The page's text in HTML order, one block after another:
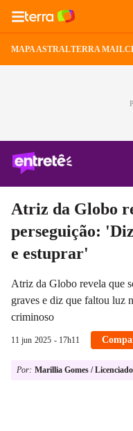
MAPA ASTRALTERRA MAIL
Atriz da Globo
perseguição:
e estuprar'
Atriz da Globo revela que
graves e diz que faltou luz
criminoso
11 jun 2025 - 17h11
Por: Marillia Gomes /